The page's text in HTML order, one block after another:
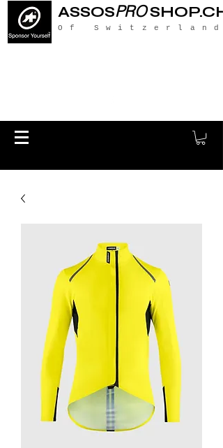
ASSOSPROSHOP.CH
Of Switzerland